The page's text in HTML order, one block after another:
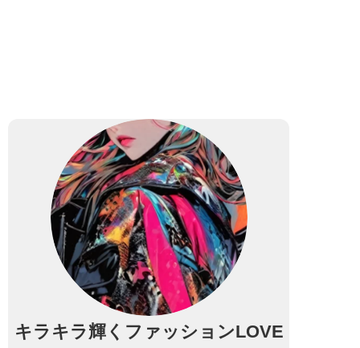
キラキラ輝くファッションLOVE